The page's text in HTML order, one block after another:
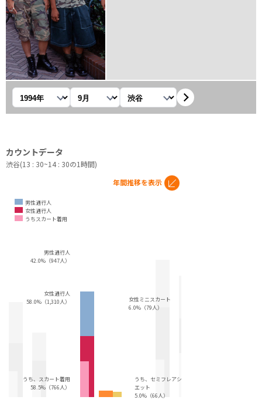
年を選択 月を選択 観測地を選択
カウントデータ
渋谷(13 : 30~14 : 30の1時間)
男性通行人
女性通行人
うちスカート着用
年間推移を表示
男性通行人
42.0%（947人）
女性通行人
58.0%（1,310人）
うち、スカート着用
58.5%（766人）
女性ミニスカート
6.0%（79人）
うち、セミフレアシル
エット
5.0%（66人）